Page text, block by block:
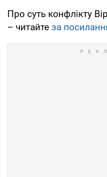
Про суть конфлікту
– читайте за